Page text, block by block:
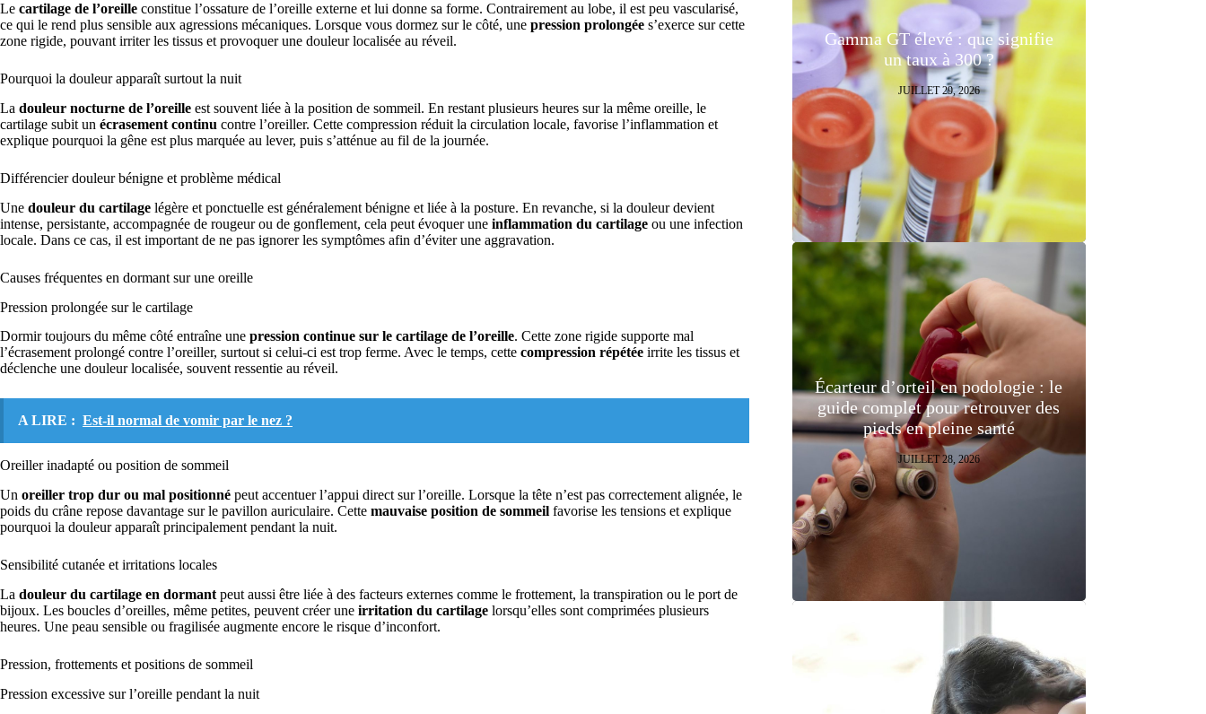
Le cartilage de l’oreille constitue l’ossature de l’oreille externe et lui donne sa forme. Contrairement au lobe, il est peu vascularisé,
ce qui le rend plus sensible aux agressions mécaniques. Lorsque vous dormez sur le côté, une pression prolongée s’exerce sur cette
zone rigide, pouvant irriter les tissus et provoquer une douleur localisée au réveil.
Pourquoi la douleur apparaît surtout la nuit
La douleur nocturne de l’oreille est souvent liée à la position de sommeil. En restant plusieurs heures sur la même oreille, le
cartilage subit un écrasement continu contre l’oreiller. Cette compression réduit la circulation locale, favorise l’inflammation et
explique pourquoi la gêne est plus marquée au lever, puis s’atténue au fil de la journée.
Différencier douleur bénigne et problème médical
Une douleur du cartilage légère et ponctuelle est généralement bénigne et liée à la posture. En revanche, si la douleur devient
intense, persistante, accompagnée de rougeur ou de gonflement, cela peut évoquer une inflammation du cartilage ou une infection
locale. Dans ce cas, il est important de ne pas ignorer les symptômes afin d’éviter une aggravation.
Causes fréquentes en dormant sur une oreille
Pression prolongée sur le cartilage
Dormir toujours du même côté entraîne une pression continue sur le cartilage de l’oreille. Cette zone rigide supporte mal
l’écrasement prolongé contre l’oreiller, surtout si celui-ci est trop ferme. Avec le temps, cette compression répétée irrite les tissus et
déclenche une douleur localisée, souvent ressentie au réveil.
A LIRE : Est-il normal de vomir par le nez ?
Oreiller inadapté ou position de sommeil
Un oreiller trop dur ou mal positionné peut accentuer l’appui direct sur l’oreille. Lorsque la tête n’est pas correctement alignée, le
poids du crâne repose davantage sur le pavillon auriculaire. Cette mauvaise position de sommeil favorise les tensions et explique
pourquoi la douleur apparaît principalement pendant la nuit.
Sensibilité cutanée et irritations locales
La douleur du cartilage en dormant peut aussi être liée à des facteurs externes comme le frottement, la transpiration ou le port de
bijoux. Les boucles d’oreilles, même petites, peuvent créer une irritation du cartilage lorsqu’elles sont comprimées plusieurs
heures. Une peau sensible ou fragilisée augmente encore le risque d’inconfort.
Pression, frottements et positions de sommeil
Pression excessive sur l’oreille pendant la nuit
Gamma GT élevé : que signifie
un taux à 300 ?
JUILLET 29, 2026
Écarteur d’orteil en podologie : le
guide complet pour retrouver des
pieds en pleine santé
JUILLET 28, 2026